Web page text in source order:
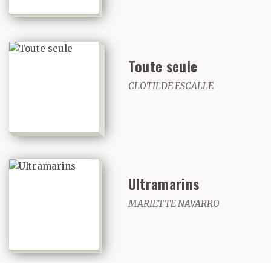
Toute seule
CLOTILDE ESCALLE
Ultramarins
MARIETTE NAVARRO